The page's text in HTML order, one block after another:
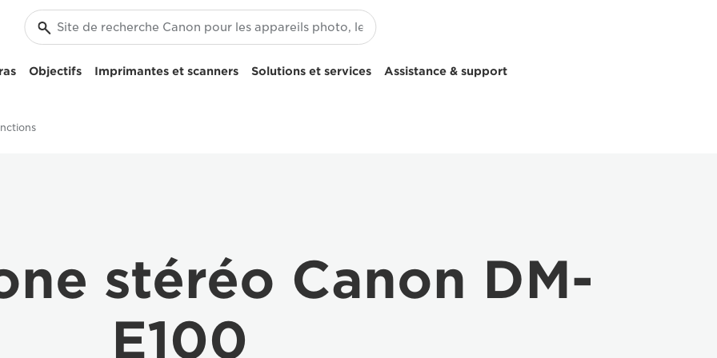
Objectifs Imprimantes et scanners Solutions et services Assistance & support
stéréo Canon DM-
E100